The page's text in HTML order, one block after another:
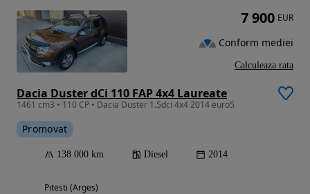
Dacia Duster dCi 110 FAP 4x4 Laureate
1461 cm3 • 110 CP • Dacia Duster 1.5dci 4x4 2014 euro5
Promovat
138 000 km Diesel 2014
Pitesti (Arges)
7 900 EUR
Conform mediei
Calculeaza rata